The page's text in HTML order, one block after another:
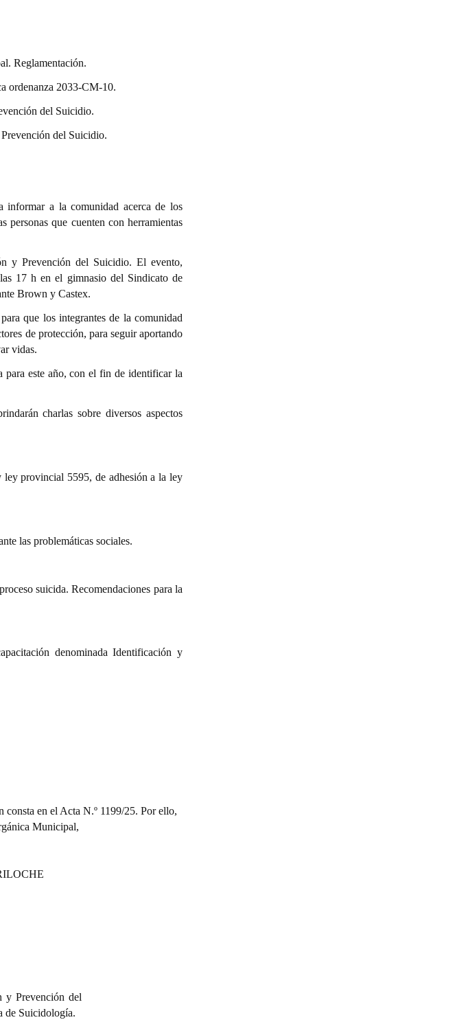
Reglamentación.
ordenanza 2033-CM-10.
del Suicidio.
del Suicidio.
informar a la comunidad acerca de los
personas que cuenten con herramientas
y Prevención del Suicidio. El evento,
17 h en el gimnasio del Sindicato de
Brown y Castex.
que los integrantes de la comunidad
de protección, para seguir aportando
vidas.
para este año, con el fin de identificar la
charlas sobre diversos aspectos
provincial 5595, de adhesión a la ley
las problemáticas sociales.
suicida. Recomendaciones para la
denominada Identificación y
consta en el Acta N.º 1199/25. Por ello,
Municipal,
y Prevención del
de Suicidología.